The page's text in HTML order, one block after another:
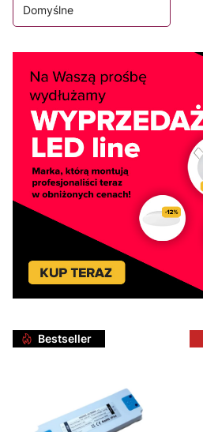
Domyślne
Bestseller